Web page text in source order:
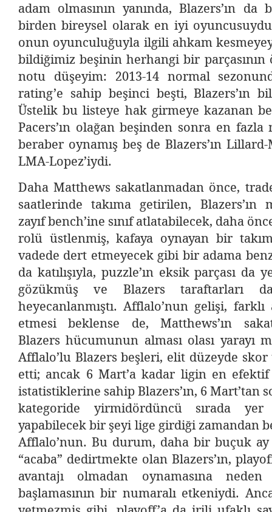
adam olmasının yanında, Blazers’ın
birden bireysel olarak en iyi
onun oyunculuğuyla ilgili ahkam
bildiğimiz beşinin herhangi bir
notu düşeyim: 2013-14 normal
rating’e sahip beşinci beşti, Blazers’ın
Üstelik bu listeye hak girmeye kazanan
Pacers’ın olağan beşinden sonra en
beraber oynamış beş de Blazers’ın
LMA-Lopez’iydi.
Daha Matthews sakatlanmadan önce,
saatlerinde takıma getirilen, Blazers’ın
zayıf bench’ine sınıf atlatabilecek, daha
rolü üstlenmiş, kafaya oynayan bir
vadede dert etmeyecek gibi bir adama
da katılışıyla, puzzle’ın eksik parçası
gözükmüş ve Blazers taraftarları
heyecanlanmıştı. Afflalo’nun gelişi,
etmesi beklense de, Matthews’ın
Blazers hücumunun alması olası yarayı
Afflalo’lu Blazers beşleri, elit düzeyde
etti; ancak 6 Mart’a kadar ligin en
istatistiklerine sahip Blazers’ın, 6 Mart’tan
kategoride yirmidördüncü sırada
yapabilecek bir şeyi lige girdiği zamandan
Afflalo’nun. Bu durum, daha bir buçuk
“acaba” dedirtmekte olan Blazers’ın,
avantajı olmadan oynamasına
başlamasının bir numaralı etkeniydi.